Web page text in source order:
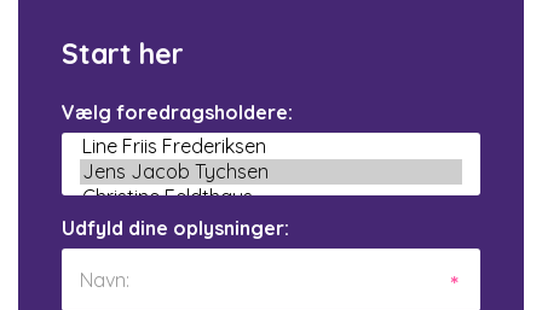
Start her
Vælg foredragsholdere:
Udfyld dine oplysninger: